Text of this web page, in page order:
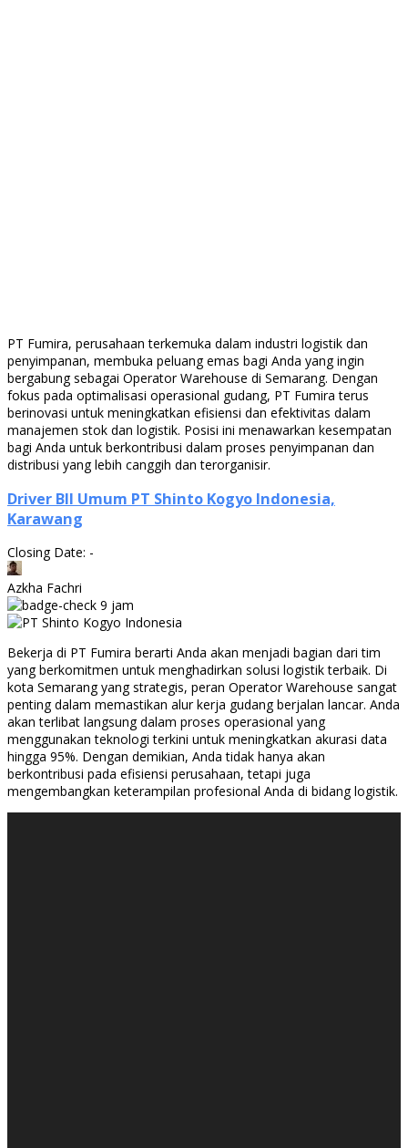
PT Fumira, perusahaan terkemuka dalam industri logistik dan
penyimpanan, membuka peluang emas bagi Anda yang ingin
bergabung sebagai Operator Warehouse di Semarang. Dengan
fokus pada optimalisasi operasional gudang, PT Fumira terus
berinovasi untuk meningkatkan efisiensi dan efektivitas dalam
manajemen stok dan logistik. Posisi ini menawarkan kesempatan
bagi Anda untuk berkontribusi dalam proses penyimpanan dan
distribusi yang lebih canggih dan terorganisir.
Driver BII Umum PT Shinto Kogyo Indonesia,
Karawang
Closing Date: -
Azkha Fachri
9 jam
Bekerja di PT Fumira berarti Anda akan menjadi bagian dari tim
yang berkomitmen untuk menghadirkan solusi logistik terbaik. Di
kota Semarang yang strategis, peran Operator Warehouse sangat
penting dalam memastikan alur kerja gudang berjalan lancar. Anda
akan terlibat langsung dalam proses operasional yang
menggunakan teknologi terkini untuk meningkatkan akurasi data
hingga 95%. Dengan demikian, Anda tidak hanya akan
berkontribusi pada efisiensi perusahaan, tetapi juga
mengembangkan keterampilan profesional Anda di bidang logistik.